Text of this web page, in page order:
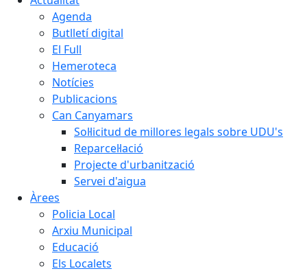
Agenda
Butlletí digital
El Full
Hemeroteca
Notícies
Publicacions
Can Canyamars
Sol·licitud de millores legals sobre UDU's
Reparcel·lació
Projecte d'urbanització
Servei d'aigua
Àrees
Policia Local
Arxiu Municipal
Educació
Els Localets